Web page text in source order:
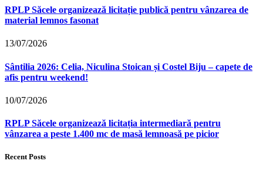
RPLP Săcele organizează licitație publică pentru vânzarea de
material lemnos fasonat
13/07/2026
Sântilia 2026: Celia, Niculina Stoican și Costel Biju – capete de
afis pentru weekend!
10/07/2026
RPLP Săcele organizează licitația intermediară pentru
vânzarea a peste 1.400 mc de masă lemnoasă pe picior
Recent Posts